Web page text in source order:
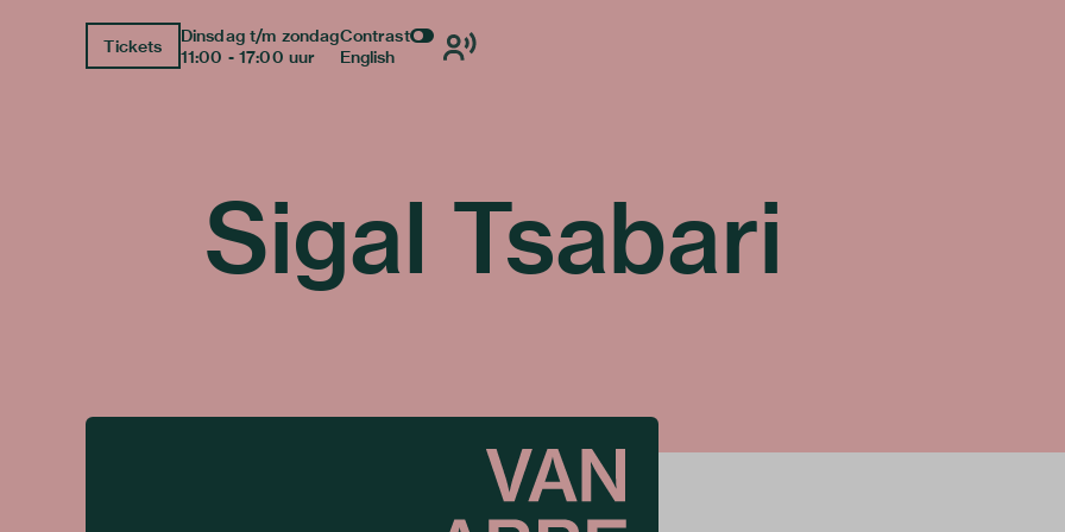
Tickets
Dinsdag t/m zondag
11:00 - 17:00 uur
Contrast
English
Sigal Tsabari